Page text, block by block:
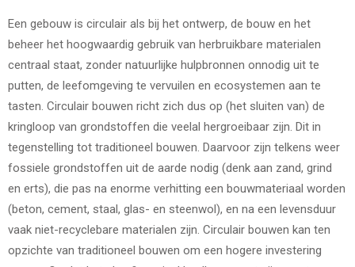
Een gebouw is circulair als bij het ontwerp, de bouw en het
beheer het hoogwaardig gebruik van herbruikbare materialen
centraal staat, zonder natuurlijke hulpbronnen onnodig uit te
putten, de leefomgeving te vervuilen en ecosystemen aan te
tasten. Circulair bouwen richt zich dus op (het sluiten van) de
kringloop van grondstoffen die veelal hergroeibaar zijn. Dit in
tegenstelling tot traditioneel bouwen. Daarvoor zijn telkens weer
fossiele grondstoffen uit de aarde nodig (denk aan zand, grind
en erts), die pas na enorme verhitting een bouwmateriaal worden
(beton, cement, staal, glas- en steenwol), en na een levensduur
vaak niet-recyclebare materialen zijn. Circulair bouwen kan ten
opzichte van traditioneel bouwen om een hogere investering